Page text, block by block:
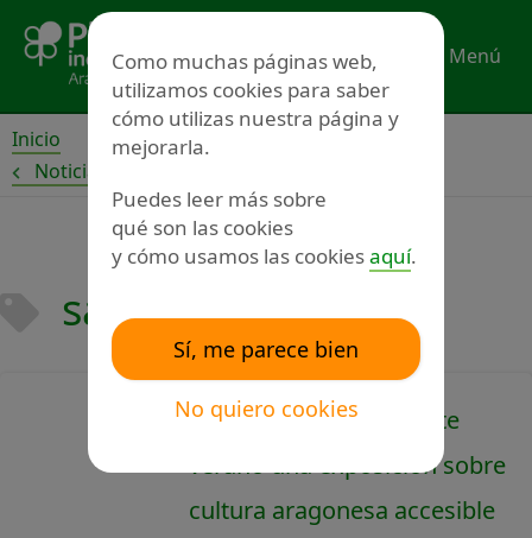
contenido
Menú
Inicio
Noticias
saputo
Harinera ZGZ acoge este
verano una exposición sobre
cultura aragonesa accesible
Como muchas páginas web,
utilizamos cookies para saber
cómo utilizas nuestra página y
mejorarla.
Puedes leer más sobre
qué son las cookies
y cómo usamos las cookiesaquí.
Sí, me parece bien
No quiero cookies